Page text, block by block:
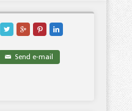
   
✉ Send e-mail